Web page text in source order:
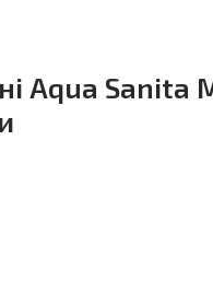
Aqua Sanita